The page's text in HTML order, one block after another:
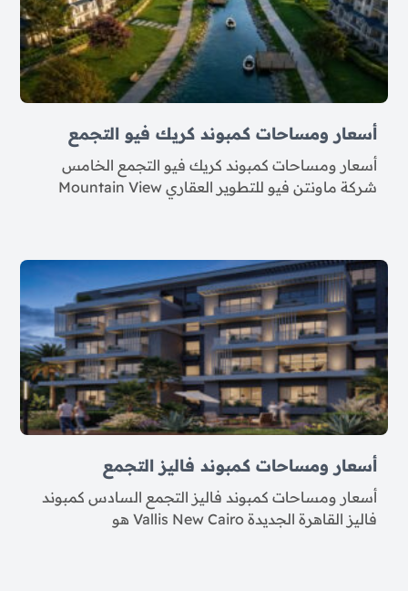
أسعار ومساحات كمبوند كريك فيو التجمع
أسعار ومساحات كمبوند كريك فيو التجمع الخامس
شركة ماونتن فيو للتطوير العقاري Mountain View
أسعار ومساحات كمبوند فاليز التجمع
أسعار ومساحات كمبوند فاليز التجمع السادس كمبوند
فاليز القاهرة الجديدة Vallis New Cairo هو